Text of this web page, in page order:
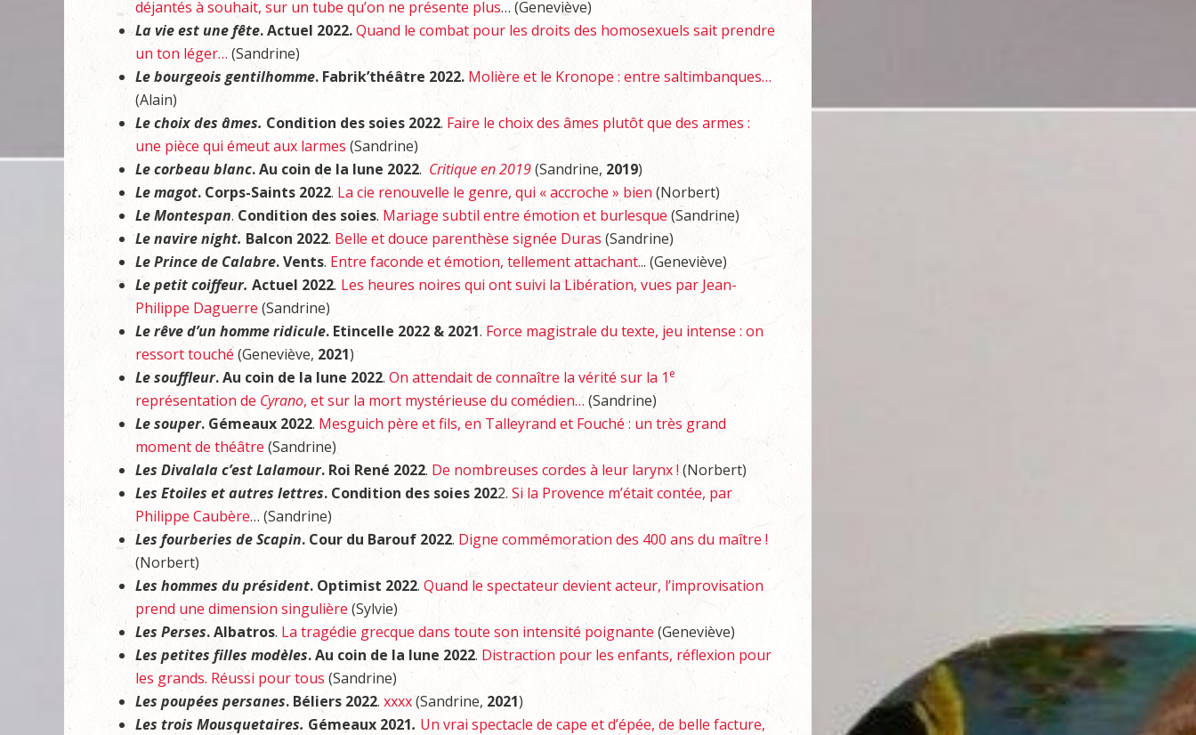
déjantés à souhait, sur un tube qu’on ne présente plus… (Geneviève)
La vie est une fête. Actuel 2022.Quand le combat pour les droits des homosexuels sait prendre
un ton léger… (Sandrine)
Le bourgeois gentilhomme. Fabrik’théâtre 2022. Molière et le Kronope : entre saltimbanques…
(Alain)
Le choix des âmes. Condition des soies 2022. Faire le choix des âmes plutôt que des armes :
une pièce qui émeut aux larmes (Sandrine)
Le corbeau blanc. Au coin de la lune 2022. Critique en 2019(Sandrine, 2019)
Le magot. Corps-Saints 2022. La cie renouvelle le genre, qui « accroche » bien(Norbert)
Le Montespan. Condition des soies. Mariage subtil entre émotion et burlesque (Sandrine)
Le navire night. Balcon 2022. Belle et douce parenthèse signée Duras (Sandrine)
Le Prince de Calabre. Vents. Entre faconde et émotion, tellement attachant... (Geneviève)
Le petit coiffeur. Actuel 2022. Les heures noires qui ont suivi la Libération, vues par Jean-
Philippe Daguerre (Sandrine)
Le rêve d’un homme ridicule. Etincelle 2022 & 2021. Force magistrale du texte, jeu intense : on
ressort touché(Geneviève, 2021)
Le souffleur. Au coin de la lune 2022. On attendait de connaître la vérité sur la 1e
représentation de Cyrano, et sur la mort mystérieuse du comédien… (Sandrine)
Le souper. Gémeaux 2022. Mesguich père et fils, en Talleyrand et Fouché : un très grand
moment de théâtre (Sandrine)
Les Divalala c’est Lalamour. Roi René 2022. De nombreuses cordes à leur larynx !(Norbert)
Les Etoiles et autres lettres. Condition des soies 2022. Si la Provence m’était contée, par
Philippe Caubère… (Sandrine)
Les fourberies de Scapin. Cour du Barouf 2022. Digne commémoration des 400 ans du maître !
(Norbert)
Les hommes du président. Optimist 2022. Quand le spectateur devient acteur, l’improvisation
prend une dimension singulière (Sylvie)
Les Perses. Albatros. La tragédie grecque dans toute son intensité poignante (Geneviève)
Les petites filles modèles. Au coin de la lune 2022. Distraction pour les enfants, réflexion pour
les grands. Réussi pour tous (Sandrine)
Les poupées persanes. Béliers 2022. xxxx(Sandrine, 2021)
Les trois Mousquetaires. Gémeaux 2021. Un vrai spectacle de cape et d’épée, de belle facture,